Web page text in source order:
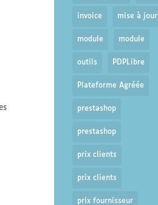
invoice mise à jour
module module
outils PDPLibre
Plateforme Agréée
prestashop
prestashop
prix clients
prix clients
prix fournisseur